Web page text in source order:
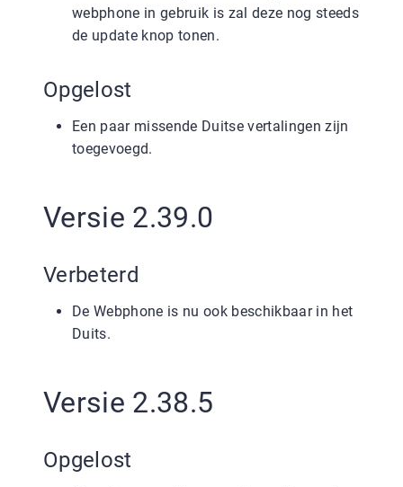
webphone in gebruik is zal deze nog steeds
de update knop tonen.
Opgelost
Een paar missende Duitse vertalingen zijn
toegevoegd.
Versie 2.39.0
Verbeterd
De Webphone is nu ook beschikbaar in het
Duits.
Versie 2.38.5
Opgelost